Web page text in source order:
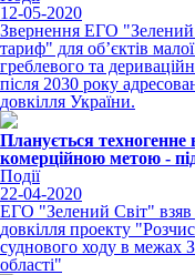
12-05-2020
Звернення ЕГО "Зелений
тариф" для об’єктів
греблевого та
після 2030 року
довкілля України.
Планується техногенне
комерційною метою -
Події
22-04-2020
ЕГО "Зелений Світ" взяв
довкілля проекту
суднового ходу в межах
області"